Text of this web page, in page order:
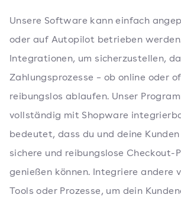
Unsere Software kann einfach
oder auf Autopilot betrieben
Integrationen, um sicherzustellen,
Zahlungsprozesse – ob online oder
reibungslos ablaufen. Unser
vollständig mit Shopware
bedeutet, dass du und deine
sichere und reibungslose Checkout-
genießen können. Integriere andere
Tools oder Prozesse, um dein